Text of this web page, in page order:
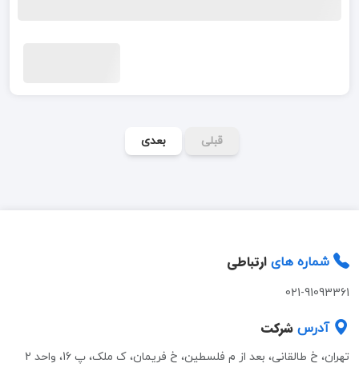
قبلی بعدی
شماره های ارتباطی
021-91093361
آدرس شرکت
تهران، خ طالقانی، بعد از م فلسطین، خ فریمان، ک ملک، پ 16، واحد 2